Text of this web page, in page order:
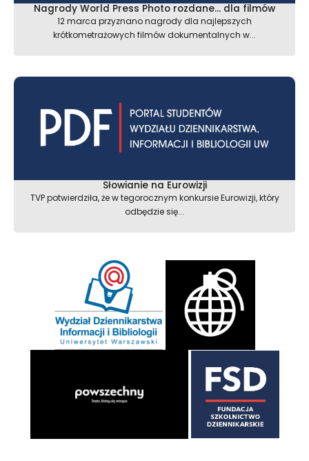
Nagrody World Press Photo rozdane… dla filmów
12 marca przyznano nagrody dla najlepszych
krótkometrażowych filmów dokumentalnych w...
Słowianie na Eurowizji
TVP potwierdziła, że w tegorocznym konkursie Eurowizji, który
odbędzie się...